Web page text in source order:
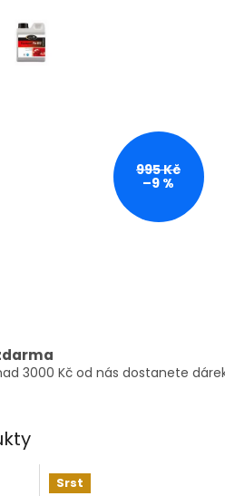
995 Kč
–9 %
3000 Kč od nás dostanete
Srst